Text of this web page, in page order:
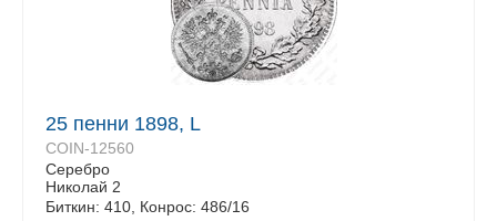
25 пенни 1898, L
COIN-12560
Серебро
Николай 2
Биткин: 410, Конрос: 486/16